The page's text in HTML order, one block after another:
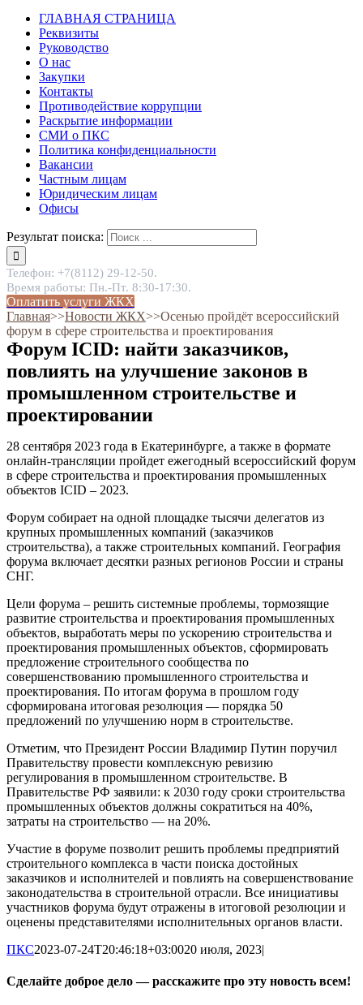
ГЛАВНАЯ СТРАНИЦА
Реквизиты
Руководство
О нас
Закупки
Контакты
Противодействие коррупции
Раскрытие информации
СМИ о ПКС
Политика конфиденциальности
Вакансии
Частным лицам
Юридическим лицам
Офисы
Результат поиска:
Телефон: +7(8112) 29-12-50.
Время работы: Пн.-Пт. 8:30-17:30.
Оплатить услуги ЖКХ
Главная˃˃Новости ЖКХ˃˃Осенью пройдёт всероссийский
форум в сфере строительства и проектирования
Форум ICID: найти заказчиков,
повлиять на улучшение законов в
промышленном строительстве и
проектировании
28 сентября 2023 года в Екатеринбурге, а также в формате
онлайн-трансляции пройдет ежегодный всероссийский форум
в сфере строительства и проектирования промышленных
объектов ICID – 2023.
Форум собирает на одной площадке тысячи делегатов из
крупных промышленных компаний (заказчиков
строительства), а также строительных компаний. География
форума включает десятки разных регионов России и страны
СНГ.
Цели форума – решить системные проблемы, тормозящие
развитие строительства и проектирования промышленных
объектов, выработать меры по ускорению строительства и
проектирования промышленных объектов, сформировать
предложение строительного сообщества по
совершенствованию промышленного строительства и
проектирования. По итогам форума в прошлом году
сформирована итоговая резолюция — порядка 50
предложений по улучшению норм в строительстве.
Отметим, что Президент России Владимир Путин поручил
Правительству провести комплексную ревизию
регулирования в промышленном строительстве. В
Правительстве РФ заявили: к 2030 году сроки строительства
промышленных объектов должны сократиться на 40%,
затраты на строительство — на 20%.
Участие в форуме позволит решить проблемы предприятий
строительного комплекса в части поиска достойных
заказчиков и исполнителей и повлиять на совершенствование
законодательства в строительной отрасли. Все инициативы
участников форума будут отражены в итоговой резолюции и
оценены представителями исполнительных органов власти.
ПКС2023-07-24T20:46:18+03:0020 июля, 2023|
Сделайте доброе дело — расскажите про эту новость всем!